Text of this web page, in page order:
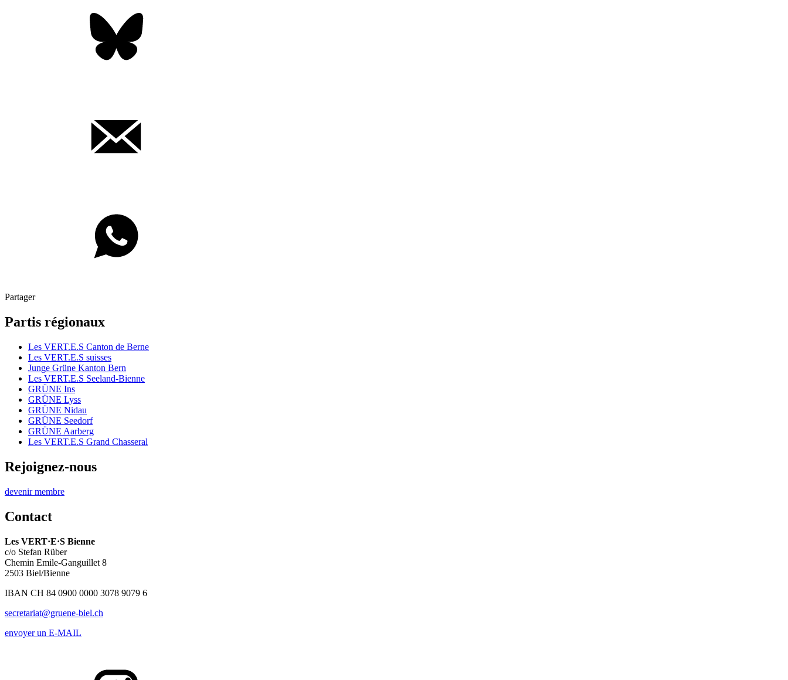
Partager
Partis régionaux
Les VERT.E.S Canton de Berne
Les VERT.E.S suisses
Junge Grüne Kanton Bern
Les VERT.E.S Seeland-Bienne
GRÜNE Ins
GRÜNE Lyss
GRÜNE Nidau
GRÜNE Seedorf
GRÜNE Aarberg
Les VERT.E.S Grand Chasseral
Rejoignez-nous
devenir membre
Contact
Les VERT·E·S Bienne
c/o Stefan Rüber
Chemin Emile-Ganguillet 8
2503 Biel/Bienne
IBAN CH 84 0900 0000 3078 9079 6
secretariat@gruene-biel.ch
envoyer un E-MAIL